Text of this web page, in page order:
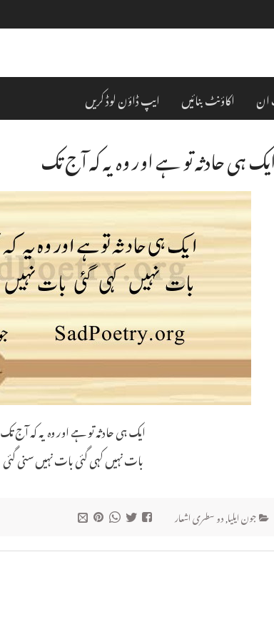
ان اکاؤنٹ بنائیں ایپ ڈاؤن لوڈ کریں
ایک ہی حادثہ تو ہے اور وہ یہ کہ آج تک
ایک ہی حادثہ تو ہے اور وہ یہ کہ آج تک
بات نہیں کہی گئی بات نہیں سنی گئی
جون ایلیا,دو سطری اشعار